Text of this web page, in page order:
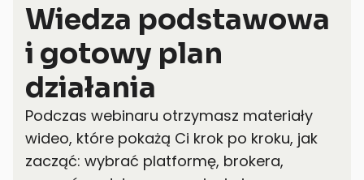
Wiedza podstawowa
i gotowy plan
działania
Podczas webinaru otrzymasz materiały
wideo, które pokażą Ci krok po kroku, jak
zacząć: wybrać platformę, brokera,